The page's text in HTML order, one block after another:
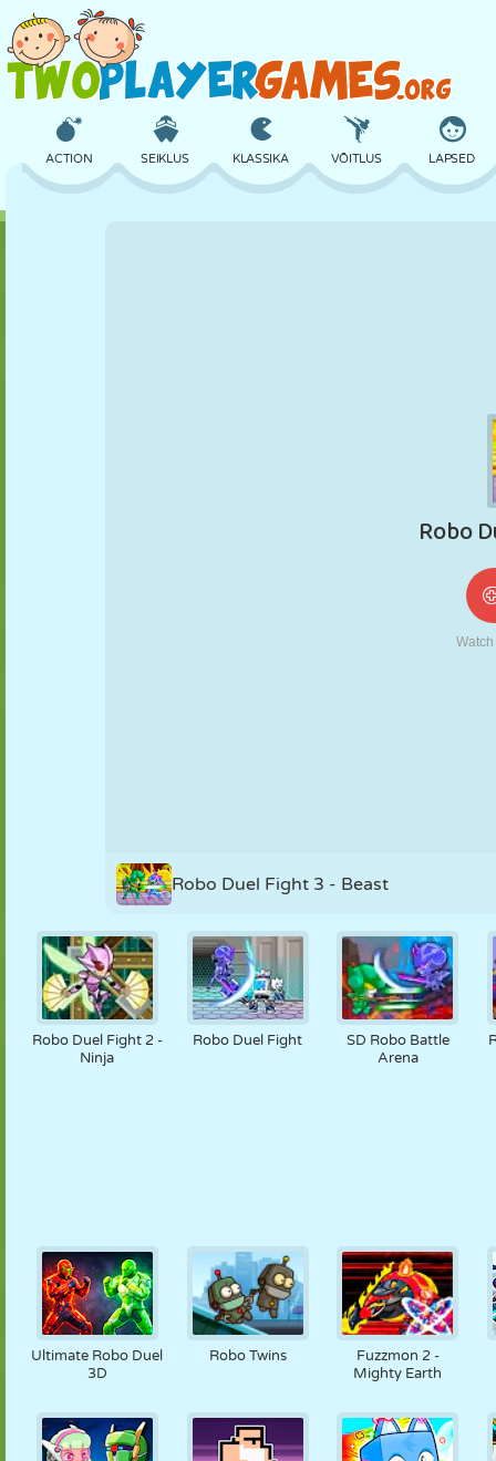
ACTION SEIKLUS KLASSIKA VÕITLUS LAPSED
ROBOT
TRIPS-TRAPS-
Robo Duel Fight 3 - Beast
Robo Duel Fight 2 -
Ninja
Robo Duel Fight
SD Robo Battle
Arena
Ultimate Robo Duel
3D
Robo Twins
Fuzzmon 2 -
Mighty Earth